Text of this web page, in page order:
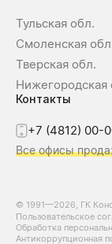
Тульская обл.
Смоленская
Тверская обл.
Нижегородская
Контакты
+7 (4812) 00-
Все офисы
© 1991—2026, ГК
Пользовательское
Обработка
Антикоррупционная